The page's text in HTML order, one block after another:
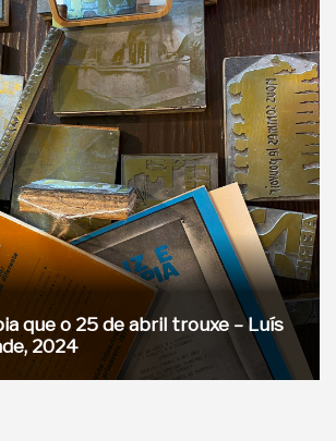
que o 25 de abril trouxe – Luís
2024